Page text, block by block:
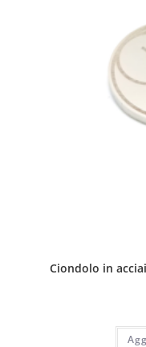
Ciondolo in